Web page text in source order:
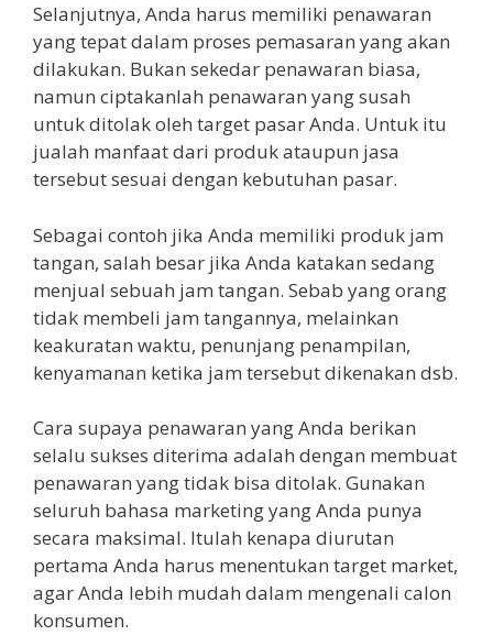
Selanjutnya, Anda harus memiliki penawaran
yang tepat dalam proses pemasaran yang akan
dilakukan. Bukan sekedar penawaran biasa,
namun ciptakanlah penawaran yang susah
untuk ditolak oleh target pasar Anda. Untuk itu
jualah manfaat dari produk ataupun jasa
tersebut sesuai dengan kebutuhan pasar.
Sebagai contoh jika Anda memiliki produk jam
tangan, salah besar jika Anda katakan sedang
menjual sebuah jam tangan. Sebab yang orang
tidak membeli jam tangannya, melainkan
keakuratan waktu, penunjang penampilan,
kenyamanan ketika jam tersebut dikenakan dsb.
Cara supaya penawaran yang Anda berikan
selalu sukses diterima adalah dengan membuat
penawaran yang tidak bisa ditolak. Gunakan
seluruh bahasa marketing yang Anda punya
secara maksimal. Itulah kenapa diurutan
pertama Anda harus menentukan target market,
agar Anda lebih mudah dalam mengenali calon
konsumen.